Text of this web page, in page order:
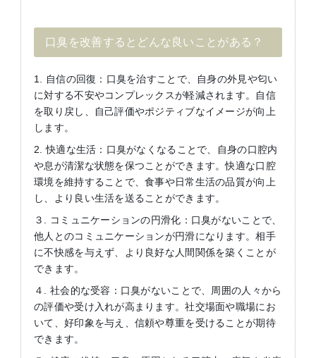
口臭を改善するとどんな良いことがある？
1. 自信の回復：口臭を治すことで、自身の外見や匂い
に対する不安やコンプレックスが軽減されます。自信
を取り戻し、自己評価やポジティブなイメージが向上
します。
2. 快適な生活：口臭がなくなることで、自身の口腔内
や息が清潔な状態を保つことができます。快適な口腔
環境を維持することで、食事や日常生活の品質が向上
し、より良い生活を送ることができます。
３. コミュニケーションの円滑化：口臭がないことで、
他人とのコミュニケーションが円滑になります。相手
に不快感を与えず、より良好な人間関係を築くことが
できます。
４. 社会的な受容：口臭がないことで、周囲の人々から
の評価や受け入れが高まります。社交場面や職場にお
いて、好印象を与え、信頼や尊重を受けることが期待
できます。